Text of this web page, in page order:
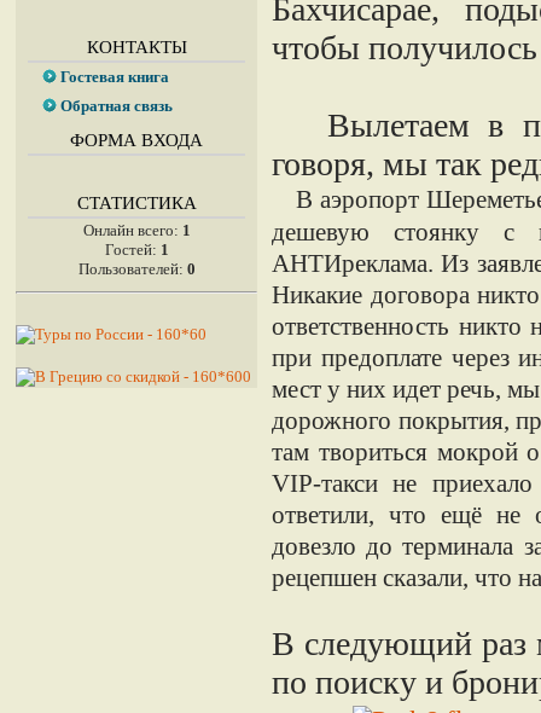
КОНТАКТЫ
Гостевая книга
Обратная связь
ФОРМА ВХОДА
СТАТИСТИКА
Онлайн всего: 1
Гостей: 1
Пользователей: 0
Бахчисарае,
чтобы
Вылетаем в
говоря, мы так
В аэропорт
дешевую стоянку с
АНТИреклама. Из
Никакие договора
ответственность никто
при предоплате через
мест у них идет речь,
дорожного покрытия,
там твориться мокрой
VIP-такси не
ответили, что ещё не
довезло до терминала
рецепшен сказали, что
В следующий раз
по поиску и